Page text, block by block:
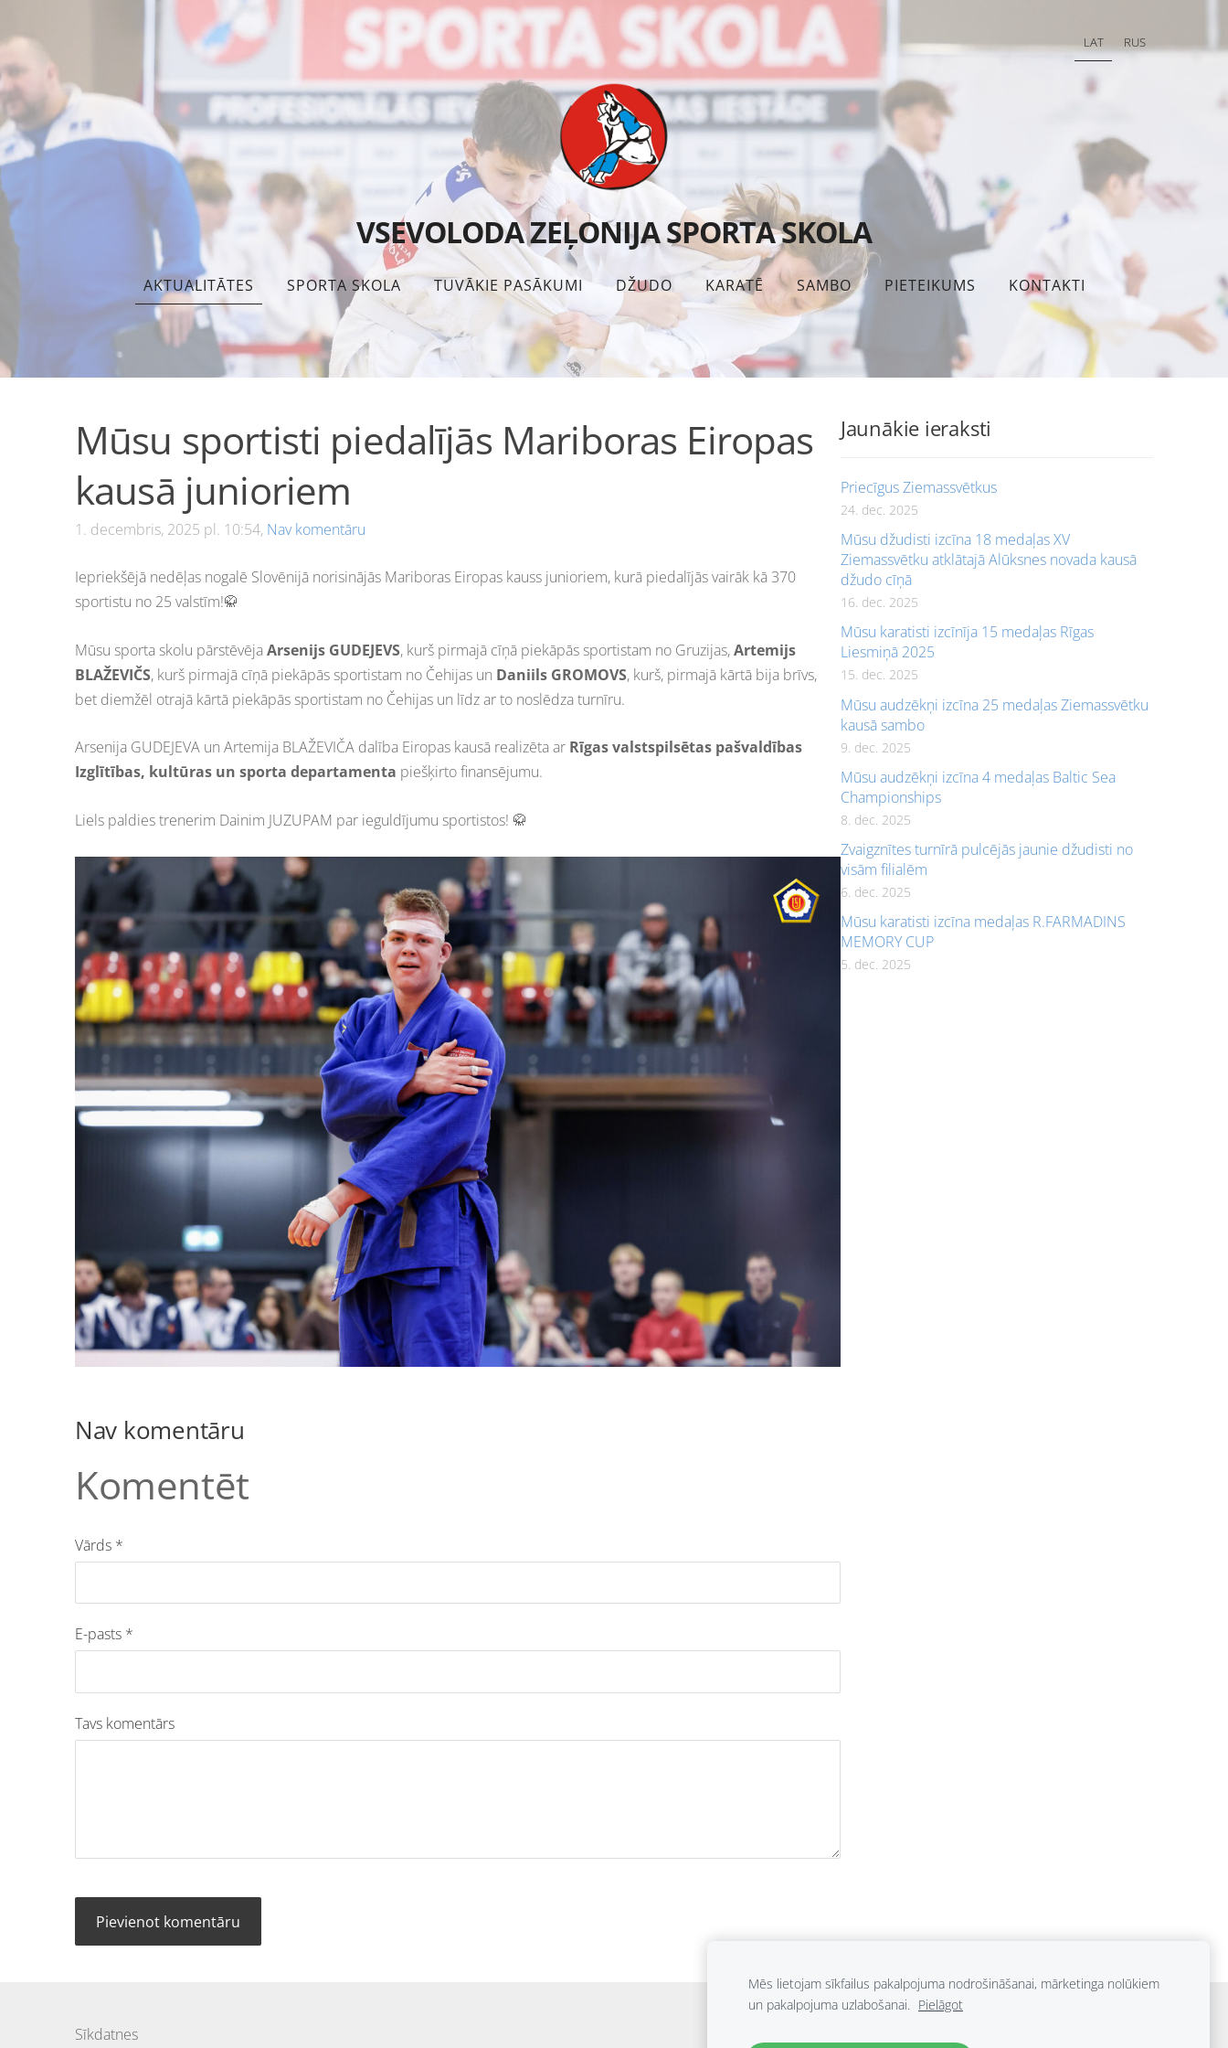
LAT RUS
VSEVOLODA ZEĻONIJA SPORTA SKOLA
AKTUALITĀTES SPORTA SKOLA TUVĀKIE PASĀKUMI DŽUDO KARATĒ SAMBO PIETEIKUMS KONTAKTI
Jaunākie ieraksti
Priecīgus Ziemassvētkus
24. dec. 2025
Mūsu džudisti izcīna 18 medaļas XV
Ziemassvētku atklātajā Alūksnes novada kausā
džudo cīņā
16. dec. 2025
Mūsu karatisti izcīnīja 15 medaļas Rīgas
Liesmiņā 2025
15. dec. 2025
Mūsu audzēkņi izcīna 25 medaļas Ziemassvētku
kausā sambo
9. dec. 2025
Mūsu audzēkņi izcīna 4 medaļas Baltic Sea
Championships
8. dec. 2025
Zvaigznītes turnīrā pulcējās jaunie džudisti no
visām filialēm
6. dec. 2025
Mūsu karatisti izcīna medaļas R.FARMADINS
MEMORY CUP
5. dec. 2025
Mūsu sportisti piedalījās Mariboras Eiropas
kausā junioriem
1. decembris, 2025 pl. 10:54, Nav komentāru
Iepriekšējā nedēļas nogalē Slovēnijā norisinājās Mariboras Eiropas kauss junioriem, kurā piedalījās vairāk kā 370
sportistu no 25 valstīm!🥋
Mūsu sporta skolu pārstēvējaArsenijs GUDEJEVS, kurš pirmajā cīņā piekāpās sportistam no Gruzijas,Artemijs
BLAŽEVIČS, kurš pirmajā cīņā piekāpās sportistam no Čehijas un Daniils GROMOVS, kurš, pirmajā kārtā bija brīvs,
bet diemžēl otrajā kārtā piekāpās sportistam no Čehijas un līdz ar to noslēdza turnīru.
Arsenija GUDEJEVA un Artemija BLAŽEVIČA dalība Eiropas kausā realizēta ar Rīgas valstspilsētas pašvaldības
Izglītības, kultūras un sporta departamenta piešķirto finansējumu.
Liels paldies trenerim Dainim JUZUPAM par ieguldījumu sportistos! 🥋
Nav komentāru
Komentēt
Vārds *
E-pasts *
Tavs komentārs
Sīkdatnes
Mēs lietojam sīkfailus pakalpojuma nodrošināšanai, mārketinga nolūkiem
un pakalpojuma uzlabošanai. Pielāgot